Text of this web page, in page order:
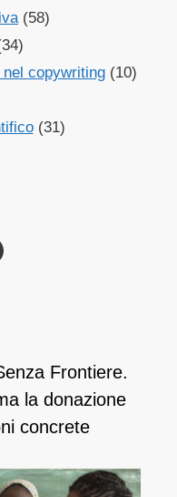
(58)
copywriting (10)
(31)
Frontiere.
la donazione
concrete